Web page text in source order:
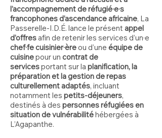
l’accompagnement de réfugié·e·s
francophones d’ascendance africaine, La
Passerelle-I.D.É. lance le présent appel
d’offresafin de retenir les services d’un·e
chef·fe cuisinier·èreou d’une équipe de
cuisinepour un contrat de
servicesportant sur la planification, la
préparation et la gestionderepas
culturellement adaptés, incluant
notamment les petits-déjeuners,
destinés à des personnes réfugiées en
situation de vulnérabilitéhébergées à
L’Agapanthe.